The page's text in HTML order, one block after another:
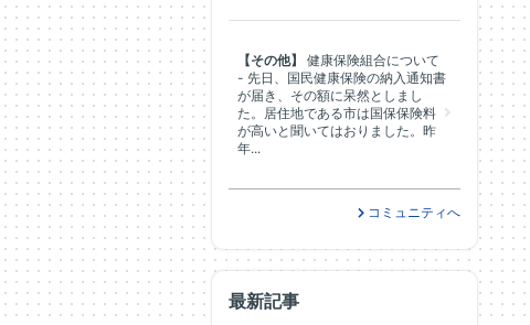
最新記事
【その他】
健康保険組合について
- 先日、国民健康保険の納入通知書
が届き、その額に呆然としまし
た。居住地である市は国保保険料
が高いと聞いてはおりました。昨
年...
コミュニティへ